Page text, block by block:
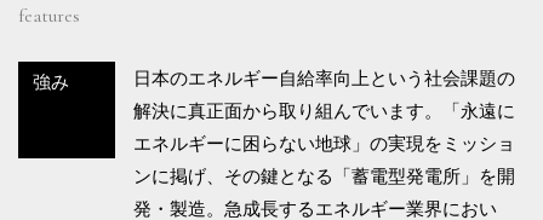
features
強み
日本のエネルギー自給率向上という社会課題の
解決に真正面から取り組んでいます。「永遠に
エネルギーに困らない地球」の実現をミッショ
ンに掲げ、その鍵となる「蓄電型発電所」を開
発・製造。急成長するエネルギー業界におい